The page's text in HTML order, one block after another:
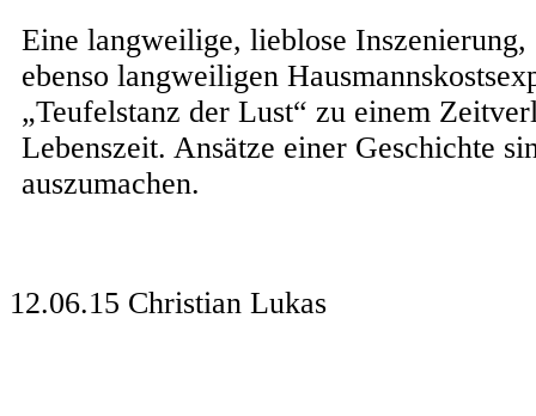
Eine langweilige, lieblose Inszenierung,
ebenso langweiligen
„Teufelstanz der Lust“ zu einem
Lebenszeit. Ansätze einer Geschichte
auszumachen.
12.06.15 Christian Lukas